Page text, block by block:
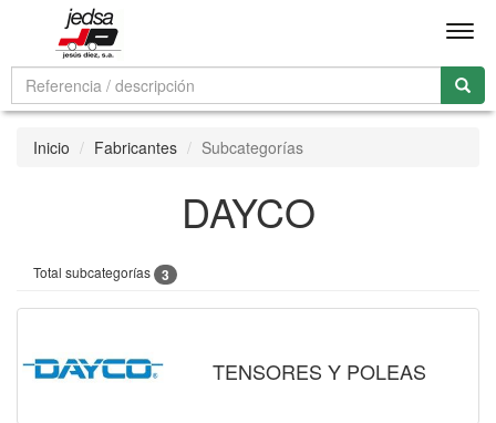
Inicio Fabricantes Subcategorías
DAYCO
Total subcategorías 3
TENSORES Y POLEAS